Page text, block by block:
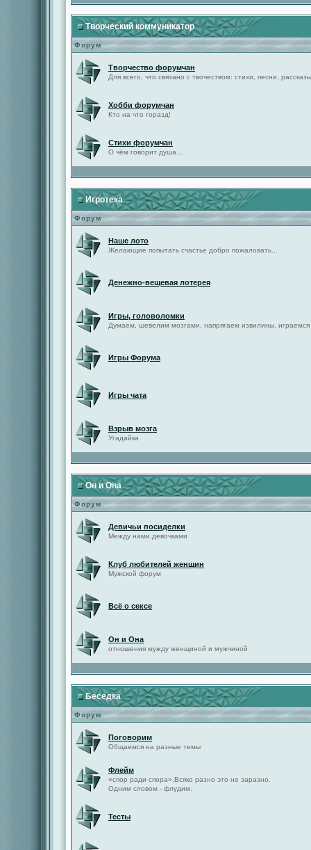
Творческий коммуникатор
Форум
Творчество форумчан
Для всего, что связано с твочеством: стихи, песни,
Хобби форумчан
Кто на что горазд!
Стихи форумчан
О чём говорит душа...
Игротека
Форум
Наше лото
Желающие попытать счастье добро пожаловать...
Денежно-вещевая лотерея
Игры, головоломки
Думаем, шевелим мозгами, напрягаем извилины,
Игры Форума
Игры чата
Взрыв мозга
Угадайка
Он и Она
Форум
Девичьи посиделки
Между нами,девочками
Клуб любителей женщин
Мужской форум
Всё о сексе
Он и Она
отношения мужду женщиной и мужчиной
Беседка
Форум
Поговорим
Общаемся на разные темы
Флейм
«спор ради спора»,Всяко разно это не заразно.
Одним словом - флудим.
Тесты